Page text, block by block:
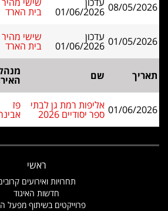
08/05/2026
01/06/2026 בית הארד
01/05/2026 עדכון
01/06/2026 בית הארד
תאריך שם
01/06/2026 אליפות רמת גן לבתי
ספר יסודיים 2026
פז
ראשי
תחרויות ואירועים
חדשות האיגוד
פרוייקטים בשיתוף מפעל